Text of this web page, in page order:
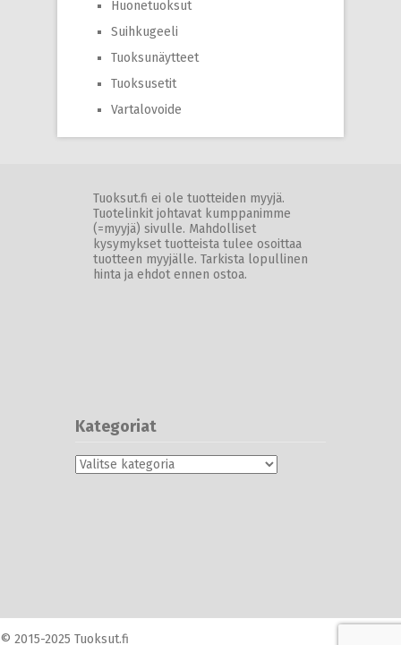
Huonetuoksut
Suihkugeeli
Tuoksunäytteet
Tuoksusetit
Vartalovoide
Tuoksut.fi ei ole tuotteiden myyjä.
Tuotelinkit johtavat kumppanimme
(=myyjä) sivulle. Mahdolliset
kysymykset tuotteista tulee osoittaa
tuotteen myyjälle. Tarkista lopullinen
hinta ja ehdot ennen ostoa.
Kategoriat
Kategoriat
© 2015-2025 Tuoksut.fi